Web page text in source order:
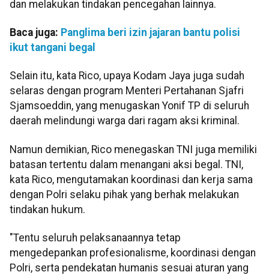
dan melakukan tindakan pencegahan lainnya.
Baca juga: Panglima beri izin jajaran bantu polisi
ikut tangani begal
Selain itu, kata Rico, upaya Kodam Jaya juga sudah
selaras dengan program Menteri Pertahanan Sjafri
Sjamsoeddin, yang menugaskan Yonif TP di seluruh
daerah melindungi warga dari ragam aksi kriminal.
Namun demikian, Rico menegaskan TNI juga memiliki
batasan tertentu dalam menangani aksi begal. TNI,
kata Rico, mengutamakan koordinasi dan kerja sama
dengan Polri selaku pihak yang berhak melakukan
tindakan hukum.
"Tentu seluruh pelaksanaannya tetap
mengedepankan profesionalisme, koordinasi dengan
Polri, serta pendekatan humanis sesuai aturan yang